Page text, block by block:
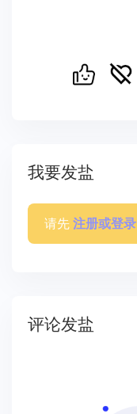
我要发盐
请先 注册或登录
评论发盐